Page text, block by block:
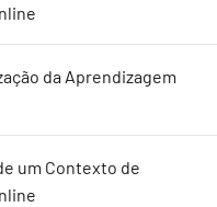
da Aprendizagem
um Contexto de